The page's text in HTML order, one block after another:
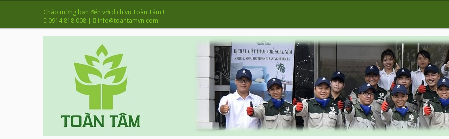
Chào mừng bạn đến với dịch vụ Toàn Tâm !
0914 818 008 | info@toantamvn.com